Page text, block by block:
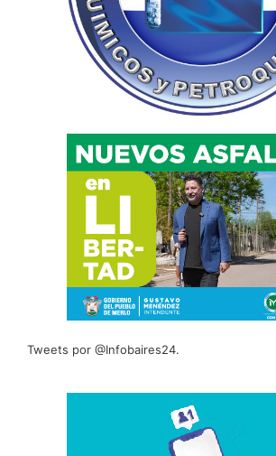
Tweets por @Infobaires24.